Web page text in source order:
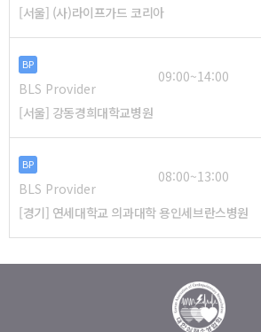
[서울] (사)라이프가드 코리아
BP
BLS Provider
09:00~14:00
[서울] 강동경희대학교병원
BP
BLS Provider
08:00~13:00
[경기] 연세대학교 의과대학 용인세브란스병원